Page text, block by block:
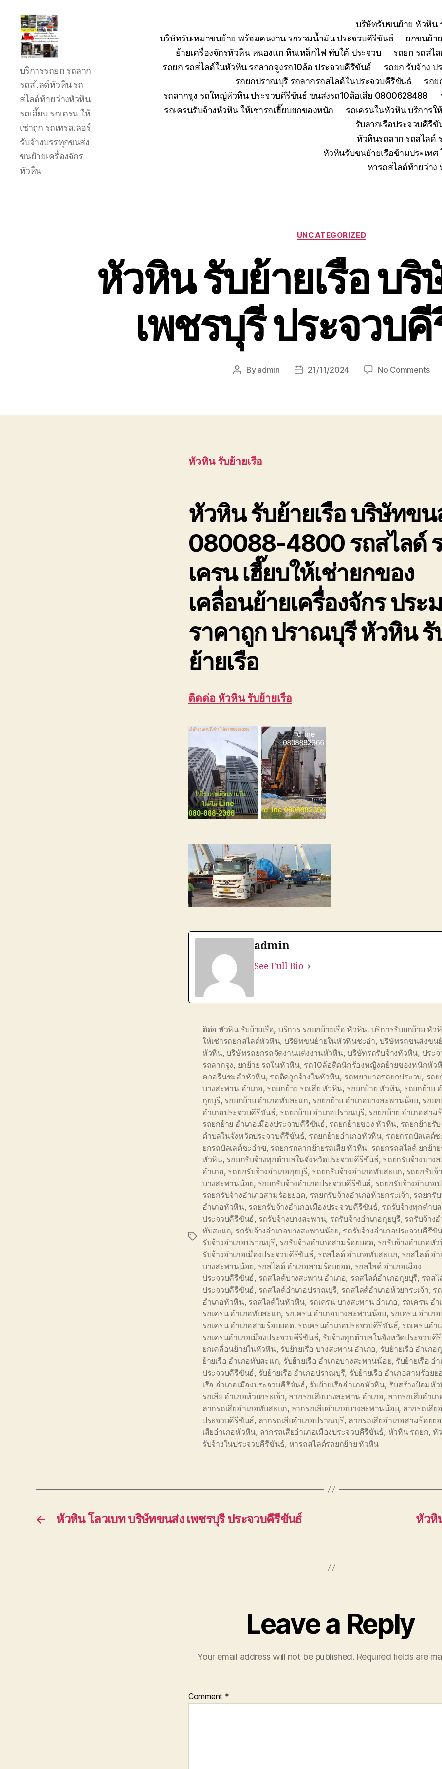
ลาก
รถ
สไลด์
เขต
หัวหิน
24
ชั่วโมง
ติดต่อ
โทร
บริการรถยก รถลาก
รถสไลด์หัวหิน รถ
สไลด์ท้ายว่างหัวหิน
รถเฮี๊ยบ รถเครน ให้
เช่าถูก รถเทรลเลอร์
รับจ้างบรรทุกขนส่ง
ขนย้ายเครื่องจักร
หัวหิน
บริษัทรับขนย้าย หัวหิน
บริษัทรับเหมาขนย้าย พร้อมคนงาน รถรวมน้ำมัน ประจวบคีรีขันธ์
ยกขนย้า
ย้ายเครื่องจักรหัวหิน หนองแก หินเหล็กไฟ ทับใต้ ประจวบ
รถยก รถสไ
รถยก รถสไลด์ในหัวหิน รถลากจูงรถ10ล้อ ประจวบคีรีขันธ์
รถยก รับจ้าง ป
รถยกปราณบุรี รถลากรถสไลด์ในประจวบคีรีขันธ์
รถย
รถลากจูง รถใหญ่หัวหิน ประจวบคีรีขันธ์ ขนส่งรถ10ล้อเสีย 0800628488
รถเครนรับจ้างหัวหิน ให้เช่ารถเฮี๊ยบยกของหนัก
รถเครนในหัวหิน บริการ
รับลากเรือประจวบคีรี
หัวหินรถลาก รถสไลด์
หัวหินรับขนย้ายเรือข้ามประเท
หารถสไลด์ท้ายว่า
Categories
UNCATEGORIZED
หัวหิน รับย้ายเรือ บ
เพชรบุรี ประจวบ
Post
By admin
Post21/11/2024 No Commentson
เรือ
หัวหิน รับย้ายเรือ
หัวหิน รับย้ายเรือ บริษัทขน
080088-4800 รถสไลด์
เครน เฮี๊ยบให้เช่ายกของ
เคลื่อนย้ายเครื่องจักร ประ
ราคาถูก ปราณบุรี หัวหิน รั
ย้ายเรือ
ติดด่อ หัวหิน รับย้ายเรือ
admin
See Full Bio
Tags
ติด่อ หัวหิน รับย้ายเรือ, บริการ รถยกย้ายเรือ หัวหิน, บริการรับยกย้าย หัว
ให้เช่ารถยกสไลด์หัวหิน, บริษัทขนย้ายในหัวหินชะอำ, บริษัทรถขนส่งขน
หัวหิน,บริษัทรถยกรถจัดงานแต่งงานหัวหิน,บริษัทรถรับจ้างหัวหิน, ประ
รถลากจูง, ยกย้าย รถในหัวหิน, รถ10ล้อติดนักร้องหญิงดย้ายของหนักหัว
คลอรีนชะอำหัวหิน, รถติดลูกจ้างในหัวหิน, รถพยาบาลรถยกประวบ, รถย
บางสะพาน อำเภอ, รถยกย้าย รถเสีย หัวหิน, รถยกย้าย หัวหิน, รถยกย้าย
กุยบุรี, รถยกย้าย อำเภอทับสะแก, รถยกย้าย อำเภอบางสะพานน้อย, รถย
อำเภอประจวบคีรีขันธ์, รถยกย้าย อำเภอปราณบุรี, รถยกย้าย อำเภอสาม
รถยกย้าย อำเภอเมืองประจวบคีรีขันธ์, รถยกย้ายของ หัวหิน, รถยกย้ายรั
ตำบลในจังหวัดประจวบคีรีขันธ์, รถยกย้ายอำเภอหัวหิน, รถยกรถบัลเลต์ช
ยกรถบัลเลต์ชะอำฃ, รถยกรถลากย้ายรถเสีย หัวหิน, รถยกรถสไลด์ ยกย้าย
หัวหิน, รถยกรับจ้างทุกตำบลในจังหวัดประจวบคีรีขันธ์, รถยกรับจ้างบาง
อำเภอ, รถยกรับจ้างอำเภอกุยบุรี, รถยกรับจ้างอำเภอทับสะแก, รถยกรับจ้
บางสะพานน้อย, รถยกรับจ้างอำเภอประจวบคีรีขันธ์, รถยกรับจ้างอำเภอ
รถยกรับจ้างอำเภอสามร้อยยอด, รถยกรับจ้างอำเภอห้วยกระเจ้า, รถยกรับ
อำเภอหัวหิน, รถยกรับจ้างอำเภอเมืองประจวบคีรีขันธ์, รถรับจ้างทุกตำบ
ประจวบคีรีขันธ์, รถรับจ้างบางสะพาน, รถรับจ้างอำเภอกุยบุรี, รถรับจ้างอ
ทับสะแก, รถรับจ้างอำเภอบางสะพานน้อย, รถรับจ้างอำเภอประจวบคีรีขั
รับจ้างอำเภอปราณบุรี, รถรับจ้างอำเภอสามร้อยยอด, รถรับจ้างอำเภอหั
รับจ้างอำเภอเมืองประจวบคีรีขันธ์, รถสไลด์ อำเภอทับสะแก, รถสไลด์ อำ
บางสะพานน้อย, รถสไลด์ อำเภอสามร้อยยอด, รถสไลด์ อำเภอเมือง
ประจวบคีรีขันธ์, รถสไลด์บางสะพาน อำเภอ, รถสไลด์อำเภอกุยบุรี, รถสไ
ประจวบคีรีขันธ์, รถสไลด์อำเภอปราณบุรี, รถสไลด์อำเภอห้วยกระเจ้า, ร
อำเภอหัวหิน, รถสไลด์ในหัวหิน, รถเครน บางสะพาน อำเภอ, รถเครน อำ
รถเครน อำเภอทับสะแก, รถเครน อำเภอบางสะพานน้อย, รถเครน อำเภ
รถเครน อำเภอสามร้อยยอด, รถเครนอำเภอประจวบคีรีขันธ์, รถเครนอำ
รถเครนอำเภอเมืองประจวบคีรีขันธ์, รับจ้างทุกตำบลในจังหวัดประจวบคี
ยกเคลื่อนย้ายในหัวหิน, รับย้ายเรือ บางสะพาน อำเภอ, รับย้ายเรือ อำเภอ
ย้ายเรือ อำเภอทับสะแก, รับย้ายเรือ อำเภอบางสะพานน้อย, รับย้ายเรือ อำ
ประจวบคีรีขันธ์, รับย้ายเรือ อำเภอปราณบุรี, รับย้ายเรือ อำเภอสามร้อยย
เรือ อำเภอเมืองประจวบคีรีขันธ์, รับย้ายเรืออำเภอหัวหิน, รับสร้างป้อมหั
รถเสีย อำเภอห้วยกระเจ้า, ลากรถเสียบางสะพาน อำเภอ, ลากรถเสียอำเ
ลากรถเสียอำเภอทับสะแก, ลากรถเสียอำเภอบางสะพานน้อย, ลากรถเสีย
ประจวบคีรีขันธ์, ลากรถเสียอำเภอปราณบุรี, ลากรถเสียอำเภอสามร้อยย
เสียอำเภอหัวหิน, ลากรถเสียอำเภอเมืองประจวบคีรีขันธ์, หัวหิน รถยก, หั
รับจ้างในประจวบคีรีขันธ์, หารถสไลด์รถยกย้าย หัวหิน
← หัวหิน โลวเบท บริษัทขนส่ง เพชรบุรี ประจวบคีรีขันธ์
หัวหิ
Leave a Reply
Your email address will not be published. Required fields are
Comment *